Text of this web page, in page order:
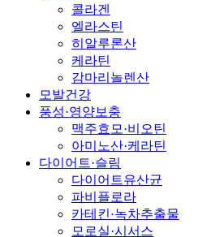
콜라겐
엘라스틴
히알루론산
케라틴
감마리놀렌산
모발건강
풍성·영양보충
맥주효모·비오틴
아미노산·케라틴
다이어트·슬림
다이어트유산균
파비플로라
카테킨·녹차추출물
모로실·시서스